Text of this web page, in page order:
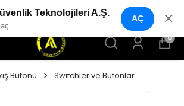
GÜVENLIK GEÇIŞ SISTEMLERI
0
Butonu Switchler ve Butonlar
Teknolojileri A.Ş.
AÇ ✕